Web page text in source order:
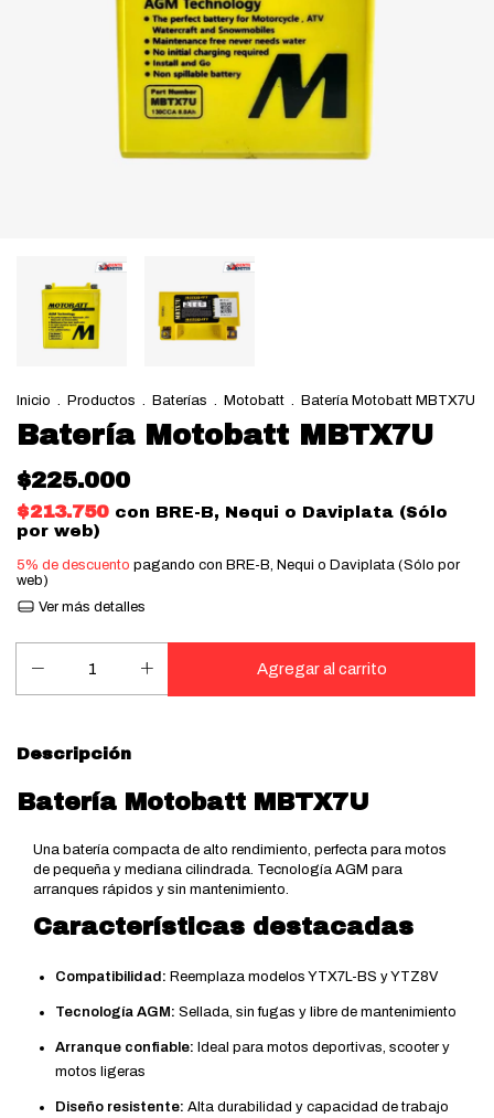
Inicio . Productos . Baterías . Motobatt . Batería Motobatt MBTX7U
Batería Motobatt MBTX7U
$225.000
$213.750 con BRE-B, Nequi o Daviplata (Sólo
por web)
5% de descuento pagando con BRE-B, Nequi o Daviplata (Sólo por
web)
Ver más detalles
Descripción
Batería Motobatt MBTX7U
Una batería compacta de alto rendimiento, perfecta para motos
de pequeña y mediana cilindrada. Tecnología AGM para
arranques rápidos y sin mantenimiento.
Características destacadas
Compatibilidad: Reemplaza modelos YTX7L-BS y YTZ8V
Tecnología AGM: Sellada, sin fugas y libre de mantenimiento
Arranque confiable: Ideal para motos deportivas, scooter y
motos ligeras
Diseño resistente: Alta durabilidad y capacidad de trabajo